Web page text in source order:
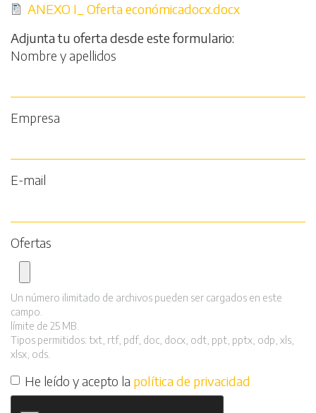
Archivo
ANEXO I_ Oferta económicadocx.docx
Adjunta tu oferta desde este formulario
Nombre y apellidos
Empresa
E-mail
Ofertas
Un número ilimitado de archivos pueden ser cargados en este
campo.
límite de 25 MB.
Tipos permitidos: txt, rtf, pdf, doc, docx, odt, ppt, pptx, odp, xls,
xlsx, ods.
He leído y acepto la política de privacidad